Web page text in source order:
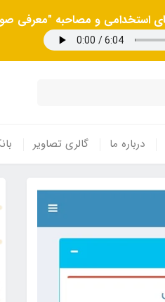
استخدامی و مصاحبه "معرفی
درباره ما گالری تصاویر